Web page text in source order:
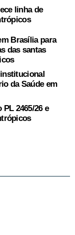
linha de
Brasília para
das santas
da Saúde em
2465/26 e